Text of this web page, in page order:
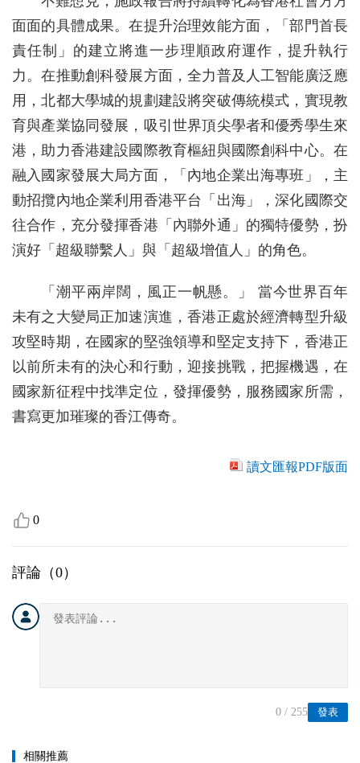
面面的具體成果。在提升治理效能方面，「部門首長
責任制」的建立將進一步理順政府運作，提升執行
力。在推動創科發展方面，全力普及人工智能廣泛應
用，北都大學城的規劃建設將突破傳統模式，實現教
育與產業協同發展，吸引世界頂尖學者和優秀學生來
港，助力香港建設國際教育樞紐與國際創科中心。在
融入國家發展大局方面，「內地企業出海專班」，主
動招攬內地企業利用香港平台「出海」，深化國際交
往合作，充分發揮香港「內聯外通」的獨特優勢，扮
演好「超級聯繫人」與「超級增值人」的角色。
「潮平兩岸闊，風正一帆懸。」 當今世界百年
未有之大變局正加速演進，香港正處於經濟轉型升級
攻堅時期，在國家的堅強領導和堅定支持下，香港正
以前所未有的決心和行動，迎接挑戰，把握機遇，在
國家新征程中找準定位，發揮優勢，服務國家所需，
書寫更加璀璨的香江傳奇。
讀文匯報PDF版面
0
評論（0）
發表
0 / 255
相關推薦